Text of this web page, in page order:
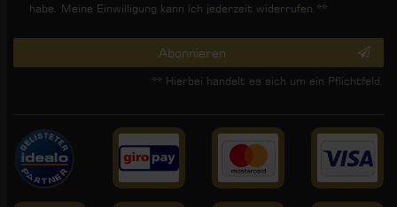
habe. Meine Einwilligung kann ich jederzeit widerrufen.**
Abonnieren
** Hierbei handelt es sich um ein Pflichtfeld.